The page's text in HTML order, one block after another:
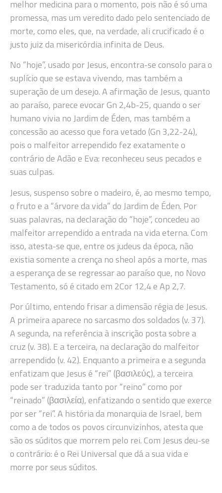
melhor medicina para o momento, pois não é só uma
promessa, mas um veredito dado pelo sentenciado de
morte, como eles, que, na verdade, ali crucificado é o
justo juiz da misericórdia infinita de Deus.
No “hoje”, usado por Jesus, encontra-se consolo para o
suplício que se estava vivendo, mas também a
superação de um desejo. A afirmação de Jesus, quanto
ao paraíso, parece evocar Gn 2,4b-25, quando o ser
humano vivia no Jardim de Éden, mas também a
concessão ao acesso que fora vetado (Gn 3,22-24),
pois o malfeitor arrependido fez exatamente o
contrário de Adão e Eva: reconheceu seus pecados e
suas culpas.
Jesus, suspenso sobre o madeiro, é, ao mesmo tempo,
o fruto e a “árvore da vida” do Jardim de Éden. Por
suas palavras, na declaração do “hoje”, concedeu ao
malfeitor arrependido a entrada na vida eterna. Com
isso, atesta-se que, entre os judeus da época, não
existia somente a crença no sheol após a morte, mas
a esperança de se regressar ao paraíso que, no Novo
Testamento, só é citado em 2Cor 12,4 e Ap 2,7.
Por último, entendo frisar a dimensão régia de Jesus.
A primeira aparece no sarcasmo dos soldados (v. 37).
A segunda, na referência à inscrição posta sobre a
cruz (v. 38). E a terceira, na declaração do malfeitor
arrependido (v. 42). Enquanto a primeira e a segunda
enfatizam que Jesus é “rei” (βασιλεύς), a terceira
pode ser traduzida tanto por “reino” como por
“reinado” (βασιλεία), enfatizando o sentido que exerce
por ser “rei”. A história da monarquia de Israel, bem
como a de todos os povos circunvizinhos, atesta que
são os súditos que morrem pelo rei. Com Jesus deu-se
o contrário: é o Rei Universal que dá a sua vida e
morre por seus súditos.